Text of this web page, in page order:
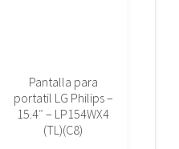
Pantalla para
portatil LG Philips –
15.4″ – LP154WX4
(TL)(C8)